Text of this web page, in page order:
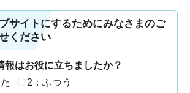
サイトにするためにみなさまのご
ください
報はお役に立ちましたか？
2：ふつう